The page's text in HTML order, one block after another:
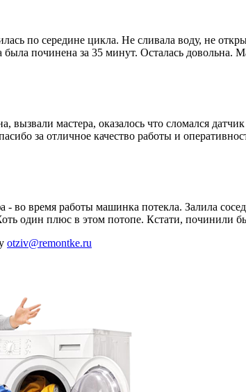
по середине цикла. Не сливала воду, не
починена за 35 минут. Осталась довольна.
вызвали мастера, оказалось что сломался
за отличное качество работы и
- во время работы машинка потекла. Залила
один плюс в этом потопе. Кстати, починили
otziv@remontke.ru